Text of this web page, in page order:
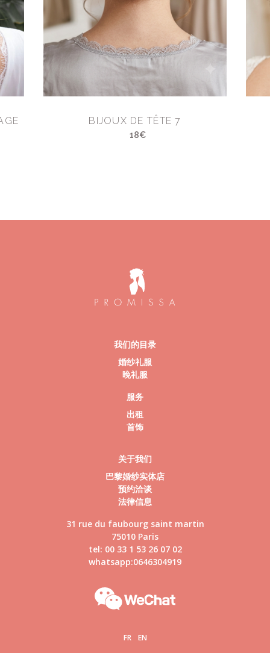
BIJOUX DE TÊTE 7
18€
我们的目录
婚纱礼服
晚礼服
服务
出租
首饰
关于我们
巴黎婚纱实体店
预约洽谈
法律信息
31 rue du faubourg saint martin
75010 Paris
tel: 00 33 1 53 26 07 02
whatsapp:0646304919
FR EN